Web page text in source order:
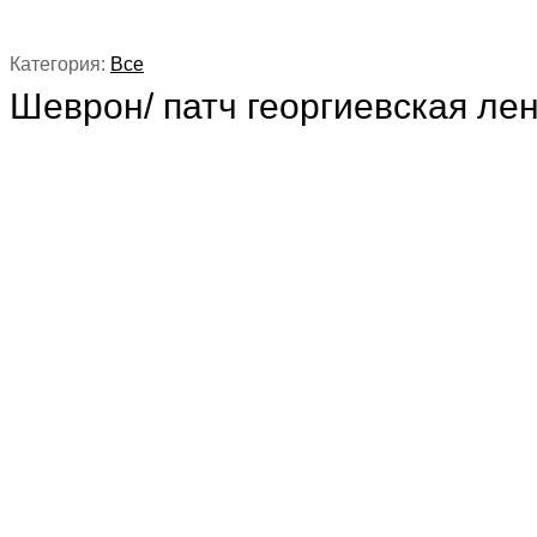
Категория: Все
Шеврон/ патч георгиевская